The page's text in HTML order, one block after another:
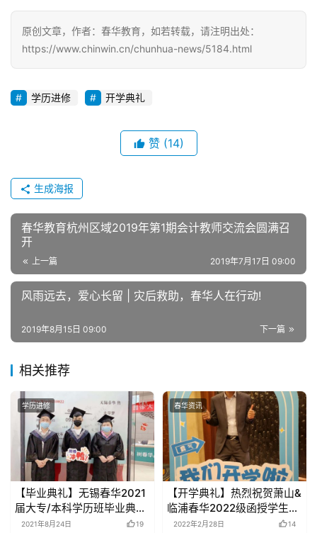
原创文章，作者：春华教育，如若转载，请注明出处：
https://www.chinwin.cn/chunhua-news/5184.html
学历进修 开学典礼
赞 (14)
生成海报
春华教育杭州区域2019年第1期会计教师交流会圆满召
开
上一篇 2019年7月17日 09:00
风雨远去，爱心长留 | 灾后救助，春华人在行动!
下一篇
2019年8月15日 09:00
相关推荐
学历进修
【毕业典礼】无锡春华2021
届大专/本科学历班毕业典礼
圆满举行
2021年8月24日 19
春华资讯
【开学典礼】热烈祝贺萧山&
临浦春华2022级函授学生开
学典礼大会圆满结束
2022年2月28日 14